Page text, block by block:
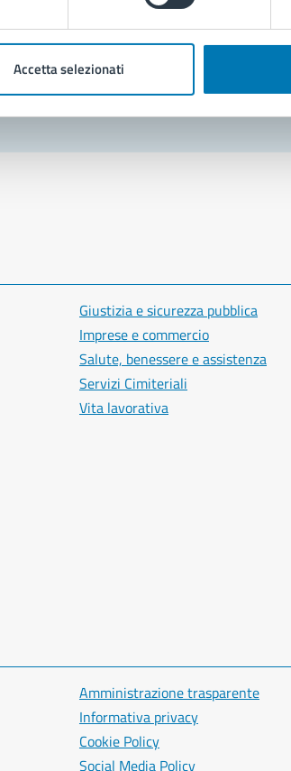
Accetta selezionati
Giustizia e sicurezza pubblica
Imprese e commercio
Salute, benessere e assistenza
Servizi Cimiteriali
Vita lavorativa
Amministrazione trasparente
Informativa privacy
Cookie Policy
Social Media Policy